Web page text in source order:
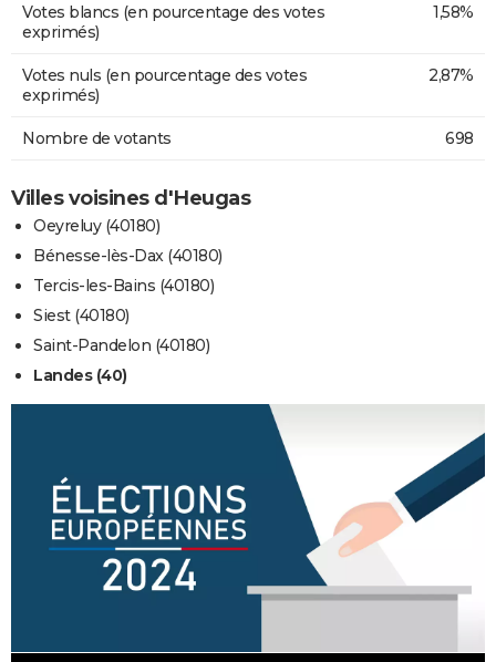
Votes blancs (en pourcentage des votes
exprimés)
1,58%
Votes nuls (en pourcentage des votes
exprimés)
2,87%
Nombre de votants 698
Villes voisines d'Heugas
Oeyreluy (40180)
Bénesse-lès-Dax (40180)
Tercis-les-Bains (40180)
Siest (40180)
Saint-Pandelon (40180)
Landes (40)